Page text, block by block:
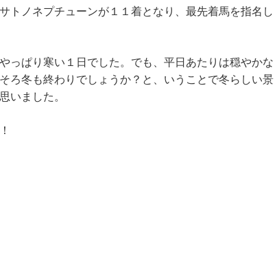
トノネプチューンが１１着となり、最先着馬を指名し
っぱり寒い１日でした。でも、平日あたりは穏やかな
ろ冬も終わりでしょうか？と、いうことで冬らしい景
いました。